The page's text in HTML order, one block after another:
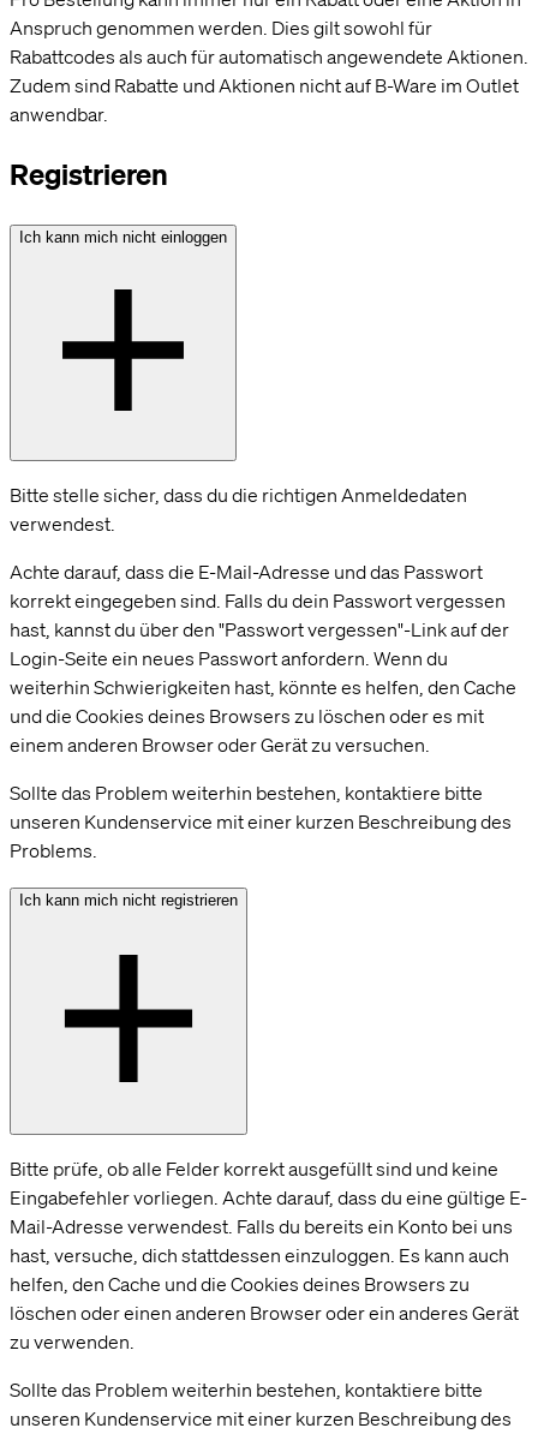
Anspruch genommen werden. Dies gilt sowohl für
Rabattcodes als auch für automatisch angewendete Aktionen.
Zudem sind Rabatte und Aktionen nicht auf B-Ware im Outlet
anwendbar.
Registrieren
Ich kann mich nicht einloggen
Bitte stelle sicher, dass du die richtigen Anmeldedaten
verwendest.
Achte darauf, dass die E-Mail-Adresse und das Passwort
korrekt eingegeben sind. Falls du dein Passwort vergessen
hast, kannst du über den "Passwort vergessen"-Link auf der
Login-Seite ein neues Passwort anfordern. Wenn du
weiterhin Schwierigkeiten hast, könnte es helfen, den Cache
und die Cookies deines Browsers zu löschen oder es mit
einem anderen Browser oder Gerät zu versuchen.
Sollte das Problem weiterhin bestehen, kontaktiere bitte
unseren Kundenservice mit einer kurzen Beschreibung des
Problems.
Ich kann mich nicht registrieren
Bitte prüfe, ob alle Felder korrekt ausgefüllt sind und keine
Eingabefehler vorliegen. Achte darauf, dass du eine gültige E-
Mail-Adresse verwendest. Falls du bereits ein Konto bei uns
hast, versuche, dich stattdessen einzuloggen. Es kann auch
helfen, den Cache und die Cookies deines Browsers zu
löschen oder einen anderen Browser oder ein anderes Gerät
zu verwenden.
Sollte das Problem weiterhin bestehen, kontaktiere bitte
unseren Kundenservice mit einer kurzen Beschreibung des